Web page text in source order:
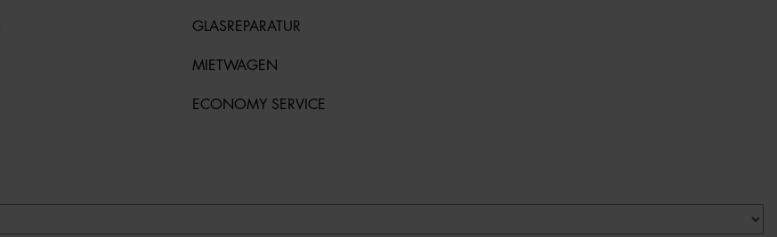
GLASREPARATUR
MIETWAGEN
ECONOMY SERVICE